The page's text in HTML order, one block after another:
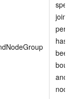
join
has
been
node